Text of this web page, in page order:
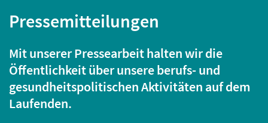
Pressemitteilungen
Mit unserer Pressearbeit halten wir die
Öffentlichkeit über unsere berufs- und
gesundheitspolitischen Aktivitäten auf dem
Laufenden.